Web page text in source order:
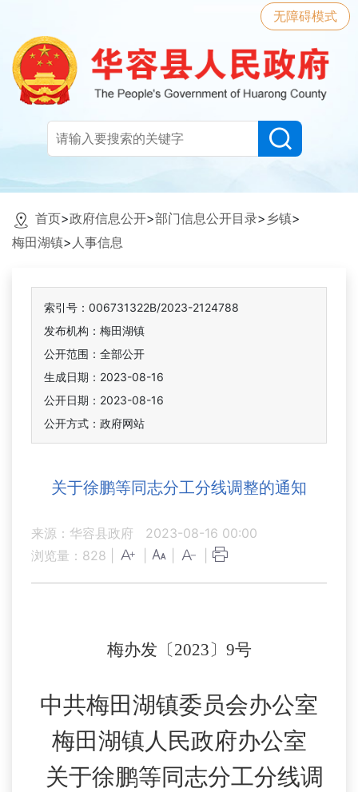
无障碍模式
首页>政府信息公开>部门信息公开目录> 乡镇>
梅田湖镇> 人事信息
索引号：006731322B/2023-2124788
发布机构：梅田湖镇
公开范围：全部公开
生成日期：2023-08-16
公开日期：2023-08-16
公开方式：政府网站
关于徐鹏等同志分工分线调整的通知
来源：华容县政府
2023-08-16 00:00
浏览量： 828
梅办发〔2023〕9号
中共梅田湖镇委员会办公室
梅田湖镇人民政府办公室
关于徐鹏等同志分工分线调